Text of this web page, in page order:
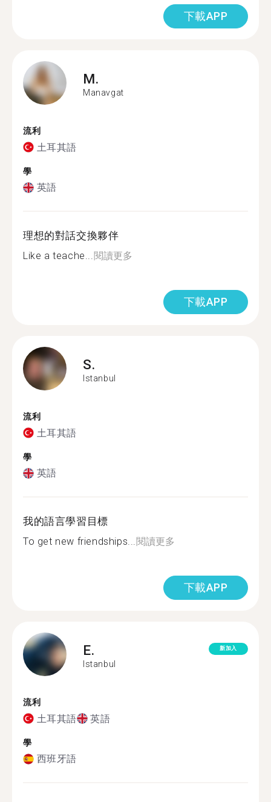
下載APP
M.
Manavgat
流利
土耳其語
學
英語
理想的對話交換夥伴
Like a teache...閱讀更多
下載APP
S.
Istanbul
流利
土耳其語
學
英語
我的語言學習目標
To get new friendships...閱讀更多
下載APP
E.
Istanbul
新加入
流利
土耳其語 英語
學
西班牙語